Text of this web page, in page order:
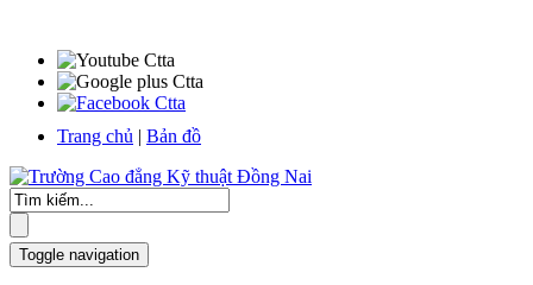
Trang chủ | Bản đồ
Toggle navigation